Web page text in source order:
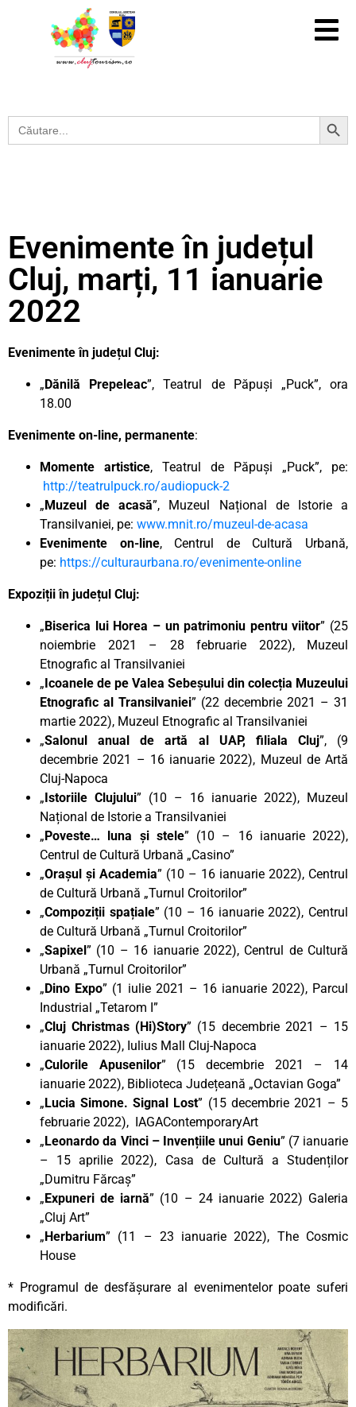
Search
for:
Search Button
Evenimente în județul
Cluj, marți, 11 ianuarie
2022
Evenimente în județul Cluj:
„Dănilă Prepeleac”, Teatrul de Păpuși „Puck”, ora
18.00
Evenimente on-line, permanente:
Momente artistice, Teatrul de Păpuși „Puck”, pe:
http://teatrulpuck.ro/audiopuck-2
„Muzeul de acasă”, Muzeul Național de Istorie a
Transilvaniei, pe: www.mnit.ro/muzeul-de-acasa
Evenimente on-line, Centrul de Cultură Urbană,
pe: https://culturaurbana.ro/evenimente-online
Expoziții în județul Cluj:
„Biserica lui Horea – un patrimoniu pentru viitor” (25
noiembrie 2021 – 28 februarie 2022), Muzeul
Etnografic al Transilvaniei
„Icoanele de pe Valea Sebeșului din colecția Muzeului
Etnografic al Transilvaniei” (22 decembrie 2021 – 31
martie 2022), Muzeul Etnografic al Transilvaniei
„Salonul anual de artă al UAP, filiala Cluj”, (9
decembrie 2021 – 16 ianuarie 2022), Muzeul de Artă
Cluj-Napoca
„Istoriile Clujului” (10 – 16 ianuarie 2022), Muzeul
Național de Istorie a Transilvaniei
„Poveste… luna și stele” (10 – 16 ianuarie 2022),
Centrul de Cultură Urbană „Casino”
„Orașul și Academia” (10 – 16 ianuarie 2022), Centrul
de Cultură Urbană „Turnul Croitorilor”
„Compoziții spațiale” (10 – 16 ianuarie 2022), Centrul
de Cultură Urbană „Turnul Croitorilor”
„Sapixel” (10 – 16 ianuarie 2022), Centrul de Cultură
Urbană „Turnul Croitorilor”
„Dino Expo” (1 iulie 2021 – 16 ianuarie 2022), Parcul
Industrial „Tetarom I”
„Cluj Christmas (Hi)Story” (15 decembrie 2021 – 15
ianuarie 2022), Iulius Mall Cluj-Napoca
„Culorile Apusenilor” (15 decembrie 2021 – 14
ianuarie 2022), Biblioteca Județeană „Octavian Goga”
„Lucia Simone. Signal Lost” (15 decembrie 2021 – 5
februarie 2022), IAGAContemporaryArt
„Leonardo da Vinci – Invențiile unui Geniu” (7 ianuarie
– 15 aprilie 2022), Casa de Cultură a Studenților
„Dumitru Fărcaș”
„Expuneri de iarnă” (10 – 24 ianuarie 2022) Galeria
„Cluj Art”
„Herbarium” (11 – 23 ianuarie 2022), The Cosmic
House
* Programul de desfășurare al evenimentelor poate suferi
modificări.